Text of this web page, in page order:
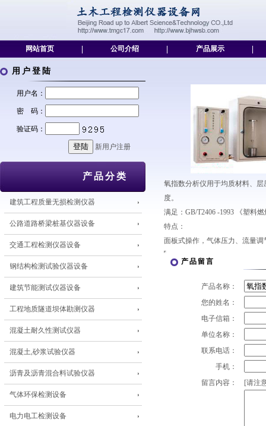
网站首页 公司介绍 产品展示
用户登陆
用户名：
密 码：
验证码：
新用户注册
产品分类
建筑工程质量无损检测仪器
公路道路桥梁桩基仪器设备
交通工程检测仪器设备
钢结构检测试验仪器设备
建筑节能测试仪器设备
工程地质隧道坝体勘测仪器
混凝土耐久性测试仪器
混凝土,砂浆试验仪器
沥青及沥青混合料试验仪器
气体环保检测设备
电力电工检测设备
氧指数分析仪用于均质材料、
度。
满足：GB/T2406 -1993 《塑料
特点：
面板式操作，气体压力、流量
产品留言
产品名称：
您的姓名：
电子信箱：
单位名称：
联系电话：
手机：
留言内容：
[请注